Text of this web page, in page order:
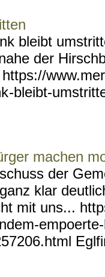
bleibt
der
www.mer
-bleibt-
machen
der
klar
mit uns...
ndem-